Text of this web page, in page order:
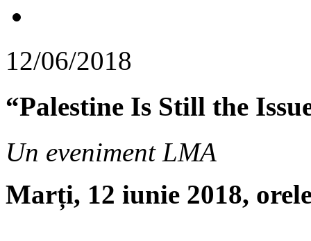
12/06/2018
“Palestine Is Still the
Un eveniment LMA
Marți, 12 iunie 2018,